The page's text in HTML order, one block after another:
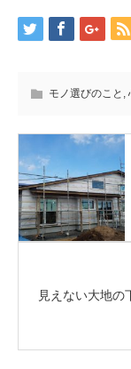
モノ選びのこと ,
見えない大地の